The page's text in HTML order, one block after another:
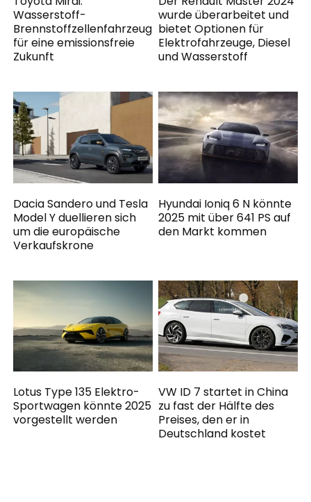
Wasserstoff-
Brennstoffzellenfahrzeug
für eine emissionsfreie
Zukunft
wurde überarbeitet und
bietet Optionen für
Elektrofahrzeuge, Diesel
und Wasserstoff
Dacia Sandero und Tesla
Model Y duellieren sich
um die europäische
Verkaufskrone
Hyundai Ioniq 6 N könnte
2025 mit über 641 PS auf
den Markt kommen
Lotus Type 135 Elektro-
Sportwagen könnte 2025
vorgestellt werden
VW ID 7 startet in China
zu fast der Hälfte des
Preises, den er in
Deutschland kostet